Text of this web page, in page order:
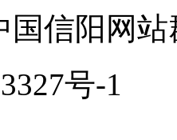
国信阳网
号-1